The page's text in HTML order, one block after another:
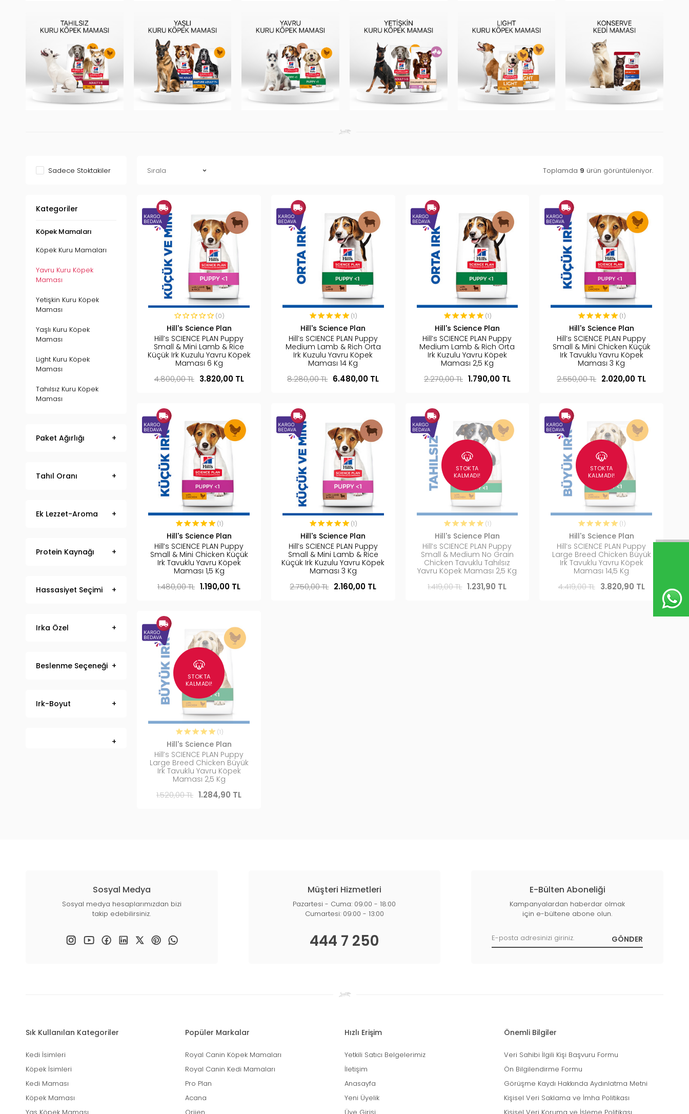
Sadece Stoktakiler
Kategoriler
Köpek Mamaları
Köpek Kuru Mamaları
Yavru Kuru Köpek
Maması
Yetişkin Kuru Köpek
Maması
Yaşlı Kuru Köpek
Maması
Light Kuru Köpek
Maması
Tahılsız Kuru Köpek
Maması
Paket Ağırlığı
Tahıl Oranı
Ek Lezzet-Aroma
Protein Kaynağı
Hassasiyet Seçimi
Irka Özel
Beslenme Seçeneği
Irk-Boyut
Toplamda 9 ürün görüntüleniyor.
(0)
Hill's Science Plan
Hill’s SCIENCE PLAN Puppy
Small & Mini Lamb & Rice
Küçük Irk Kuzulu Yavru Köpek
Maması 6 Kg
4.800,00 TL 3.820,00 TL
(1)
Hill's Science Plan
Hill’s SCIENCE PLAN Puppy
Medium Lamb & Rich Orta
Irk Kuzulu Yavru Köpek
Maması 14 Kg
8.280,00 TL 6.480,00 TL
(1)
Hill's Science Plan
Hill’s SCIENCE PLAN Puppy
Medium Lamb & Rich Orta
Irk Kuzulu Yavru Köpek
Maması 2,5 Kg
2.270,00 TL 1.790,00 TL
(1)
Hill's Science Plan
Hill’s SCIENCE PLAN Puppy
Small & Mini Chicken Küçük
Irk Tavuklu Yavru Köpek
Maması 3 Kg
2.550,00 TL 2.020,00 TL
(1)
Hill's Science Plan
Hill’s SCIENCE PLAN Puppy
Small & Mini Chicken Küçük
Irk Tavuklu Yavru Köpek
Maması 1,5 Kg
1.480,00 TL 1.190,00 TL
(1)
Hill's Science Plan
Hill’s SCIENCE PLAN Puppy
Small & Mini Lamb & Rice
Küçük Irk Kuzulu Yavru Köpek
Maması 3 Kg
2.750,00 TL 2.160,00 TL
STOKTA
KALMADI!
(1)
Hill's Science Plan
Hill’s SCIENCE PLAN Puppy
Small & Medium No Grain
Chicken Tavuklu Tahılsız
Yavru Köpek Maması 2,5 Kg
1.419,00 TL 1.231,90 TL
STOKTA
KALMADI!
(1)
Hill's Science Plan
Hill’s SCIENCE PLAN Puppy
Large Breed Chicken Büyük
Irk Tavuklu Yavru Köpek
Maması 14,5 Kg
4.419,00 TL 3.820,90 TL
STOKTA
KALMADI!
(1)
Hill's Science Plan
Hill’s SCIENCE PLAN Puppy
Large Breed Chicken Büyük
Irk Tavuklu Yavru Köpek
Maması 2,5 Kg
1.520,00 TL 1.284,90 TL
Sosyal Medya
Sosyal medya hesaplarımızdan bizi
takip edebilirsiniz.
Müşteri Hizmetleri
Pazartesi - Cuma: 09:00 - 18:00
Cumartesi: 09:00 - 13:00
444 7 250
E-Bülten Aboneliği
Kampanyalardan haberdar olmak
için e-bültene abone olun.
Sık Kullanılan Kategoriler
Kedi İsimleri
Köpek İsimleri
Kedi Maması
Köpek Maması
Popüler Markalar
Royal Canin Köpek Mamaları
Royal Canin Kedi Mamaları
Pro Plan
Acana
Hızlı Erişim
Yetkili Satıcı Belgelerimiz
İletişim
Anasayfa
Yeni Üyelik
Önemli Bilgiler
Veri Sahibi İlgili Kişi Başvuru Formu
Ön Bilgilendirme Formu
Görüşme Kaydı Hakkında Aydınlatma Metni
Kişisel Veri Saklama ve İmha Politikası